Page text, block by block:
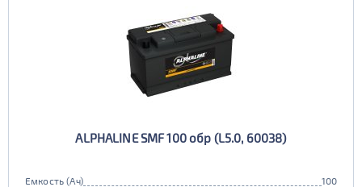
ALPHALINE SMF 100 обр (L5.0, 60038)
Емкость (Ач)
100